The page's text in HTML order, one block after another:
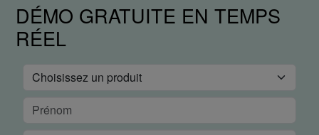
DÉMO GRATUITE EN TEMPS
RÉEL